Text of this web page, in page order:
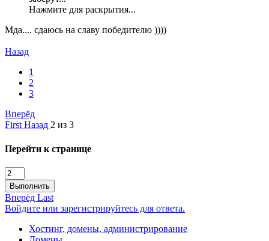
Нажмите для раскрытия...
Мда.... сдаюсь на славу победителю ))))
Назад
1
2
3
Вперёд
First Назад 2 из 3
Перейти к странице
Выполнить
Вперёд Last
Войдите или зарегистрируйтесь для ответа.
Хостинг, домены, администрирование